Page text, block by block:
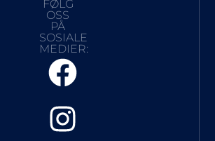
FØLG
OSS
PÅ
SOSIALE
MEDIER: